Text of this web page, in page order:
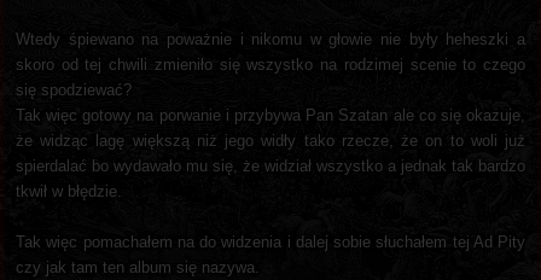
Wtedy śpiewano na poważnie i nikomu w głowie nie były heheszki a
skoro od tej chwili zmieniło się wszystko na rodzimej scenie to czego
się spodziewać?
Tak więc gotowy na porwanie i przybywa Pan Szatan ale co się okazuje,
że widząc lagę większą niż jego widły tako rzecze, że on to woli już
spierdalać bo wydawało mu się, że widział wszystko a jednak tak bardzo
tkwił w błędzie.
Tak więc pomachałem na do widzenia i dalej sobie słuchałem tej Ad Pity
czy jak tam ten album się nazywa.